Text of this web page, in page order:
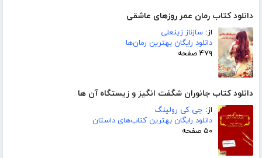
دانلود کتاب رمان عمر روزهای عاشقی
از: سازناز زینعلی
دانلود رایگان بهترین رمان‌ها
۴۷۹ صفحه
دانلود کتاب جانوران شگفت انگیز و زیستگاه آن ها
از: جی کی رولینگ
دانلود رایگان بهترین کتاب‌های داستان
۵۰ صفحه